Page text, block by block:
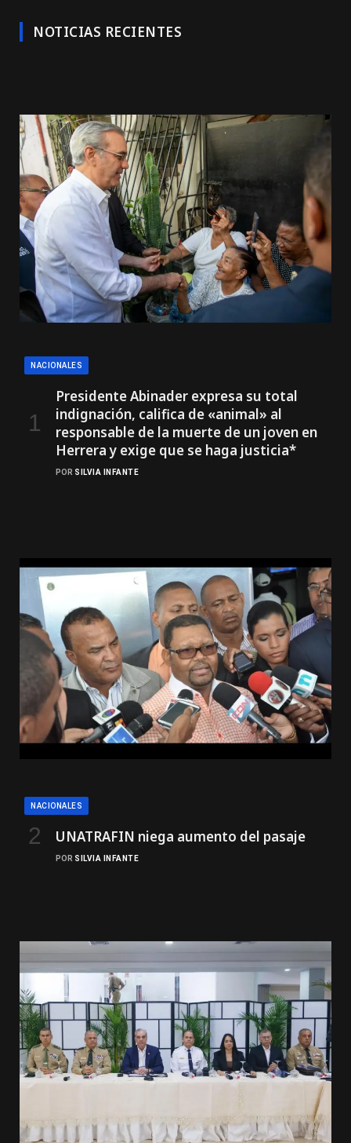
NOTICIAS RECIENTES
NACIONALES
Presidente Abinader expresa su total
indignación, califica de «animal» al
responsable de la muerte de un joven en
Herrera y exige que se haga justicia*
POR SILVIA INFANTE
NACIONALES
UNATRAFIN niega aumento del pasaje
POR SILVIA INFANTE